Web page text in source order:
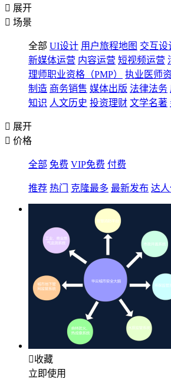
 展开
 场景
全部 UI设计 用户旅程地图 交互设
新媒体运营 内容运营 短视频运营
理师职业资格（PMP）
执业医师
制造 商务销售 媒体出版 法律法务
知识 人文历史 投资理财 文学名著
 展开
 价格
全部 免费 VIP免费 付费
推荐 热门 克隆最多 最新发布 达
收藏
立即使用